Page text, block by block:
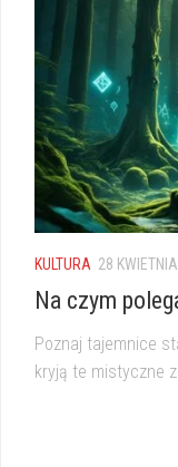
KULTURA 28
Na czym
Poznaj tajemnice
kryją te mistyczne